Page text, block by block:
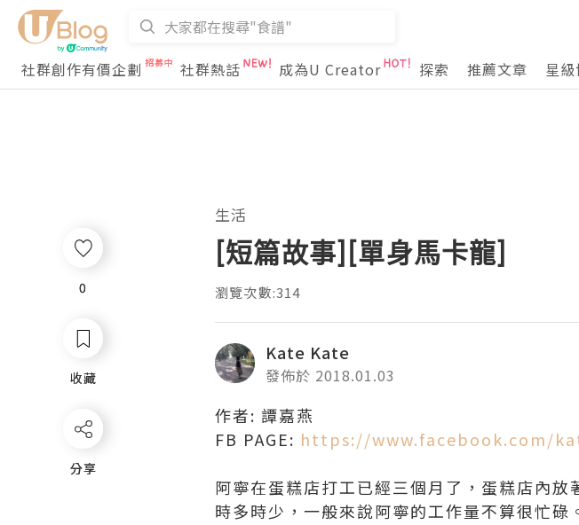
社群創作有價企劃
社群熱話 成為U Creator 探索 推薦文章 星
0
收藏
分享
生活
[短篇故事][單身馬卡龍]
瀏覽次數:314
Kate Kate
發佈於 2018.01.03
作者: 譚嘉燕
FB PAGE: https://www.facebook.com/
阿寧在蛋糕店打工已經三個月了，蛋糕店內
時多時少，一般來說阿寧的工作量不算很忙
0
收藏
分享